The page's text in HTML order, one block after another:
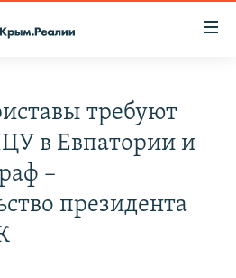
11 ИСТОРИЙ СОПРОТИВЛЕНИЯ
требуют
в Евпатории и
–
президента